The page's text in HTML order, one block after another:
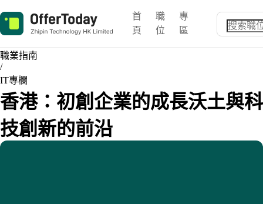
首
頁
職
位
專
區
職業指南
/
IT專欄
香港：初創企業的成長沃土與科
技創新的前沿